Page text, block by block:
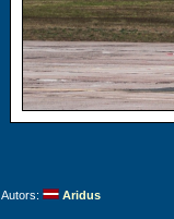
Autors: Aridus